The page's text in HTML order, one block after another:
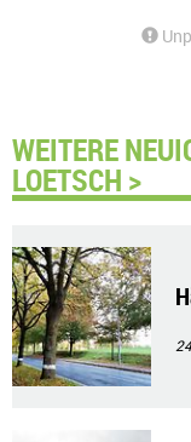
WEITERE
LOETSCH >